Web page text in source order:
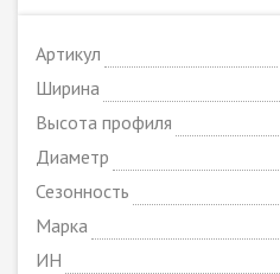
Артикул
Ширина
Высота профиля
Диаметр
Сезонность
Марка
ИН